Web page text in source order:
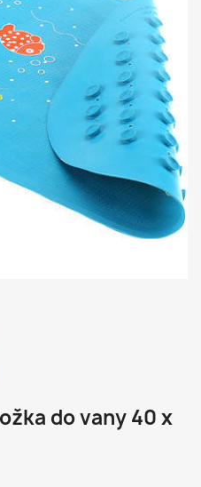
do vany 40 x